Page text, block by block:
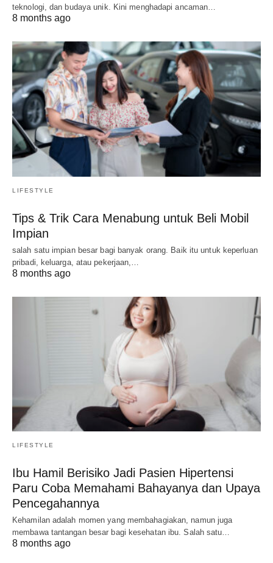
teknologi, dan budaya unik. Kini menghadapi ancaman…
8 months ago
LIFESTYLE
Tips & Trik Cara Menabung untuk Beli Mobil
Impian
salah satu impian besar bagi banyak orang. Baik itu untuk keperluan
pribadi, keluarga, atau pekerjaan,…
8 months ago
LIFESTYLE
Ibu Hamil Berisiko Jadi Pasien Hipertensi
Paru Coba Memahami Bahayanya dan Upaya
Pencegahannya
Kehamilan adalah momen yang membahagiakan, namun juga
membawa tantangan besar bagi kesehatan ibu. Salah satu…
8 months ago